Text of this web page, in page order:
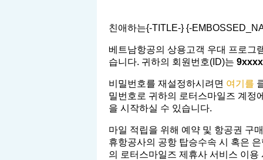
친애하는{-TITLE-} {-
베트남항공의 상용고객 우대 프로그
습니다. 귀하의 회원번호(ID)는
비밀번호를 재설정하시려면 여기를
밀번호로 귀하의 로터스마일즈 계정
을 시작하실 수 있습니다.
마일 적립을 위해 예약 및 항공권 구
휴항공사의 공항 탑승수속 시 혹은
의 로터스마일즈 제휴사 서비스 이